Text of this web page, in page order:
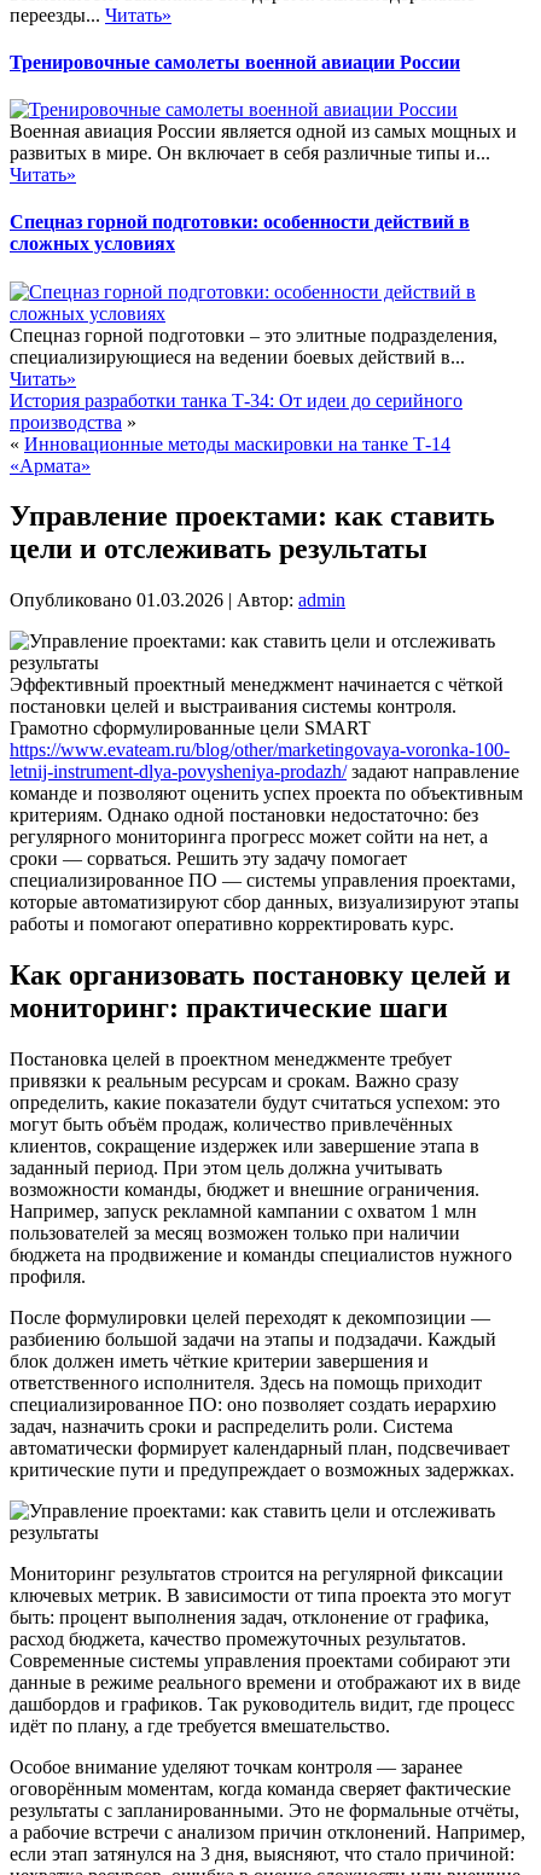
переезды... Читать»
Тренировочные самолеты военной авиации России
Военная авиация России является одной из самых мощных и
развитых в мире. Он включает в себя различные типы и...
Читать»
Спецназ горной подготовки: особенности действий в
сложных условиях
Спецназ горной подготовки – это элитные подразделения,
специализирующиеся на ведении боевых действий в...
Читать»
История разработки танка Т-34: От идеи до серийного
производства »
« Инновационные методы маскировки на танке Т-14
«Армата»
Управление проектами: как ставить
цели и отслеживать результаты
Опубликовано 01.03.2026 | Автор: admin
Эффективный проектный менеджмент начинается с чёткой
постановки целей и выстраивания системы контроля.
Грамотно сформулированные цели SMART
https://www.evateam.ru/blog/other/marketingovaya-voronka-100-
letnij-instrument-dlya-povysheniya-prodazh/задают направление
команде и позволяют оценить успех проекта по объективным
критериям. Однако одной постановки недостаточно: без
регулярного мониторинга прогресс может сойти на нет, а
сроки — сорваться. Решить эту задачу помогает
специализированное ПО — системы управления проектами,
которые автоматизируют сбор данных, визуализируют этапы
работы и помогают оперативно корректировать курс.
Как организовать постановку целей и
мониторинг: практические шаги
Постановка целей в проектном менеджменте требует
привязки к реальным ресурсам и срокам. Важно сразу
определить, какие показатели будут считаться успехом: это
могут быть объём продаж, количество привлечённых
клиентов, сокращение издержек или завершение этапа в
заданный период. При этом цель должна учитывать
возможности команды, бюджет и внешние ограничения.
Например, запуск рекламной кампании с охватом 1 млн
пользователей за месяц возможен только при наличии
бюджета на продвижение и команды специалистов нужного
профиля.
После формулировки целей переходят к декомпозиции —
разбиению большой задачи на этапы и подзадачи. Каждый
блок должен иметь чёткие критерии завершения и
ответственного исполнителя. Здесь на помощь приходит
специализированное ПО: оно позволяет создать иерархию
задач, назначить сроки и распределить роли. Система
автоматически формирует календарный план, подсвечивает
критические пути и предупреждает о возможных задержках.
Мониторинг результатов строится на регулярной фиксации
ключевых метрик. В зависимости от типа проекта это могут
быть: процент выполнения задач, отклонение от графика,
расход бюджета, качество промежуточных результатов.
Современные системы управления проектами собирают эти
данные в режиме реального времени и отображают их в виде
дашбордов и графиков. Так руководитель видит, где процесс
идёт по плану, а где требуется вмешательство.
Особое внимание уделяют точкам контроля — заранее
оговорённым моментам, когда команда сверяет фактические
результаты с запланированными. Это не формальные отчёты,
а рабочие встречи с анализом причин отклонений. Например,
если этап затянулся на 3 дня, выясняют, что стало причиной: